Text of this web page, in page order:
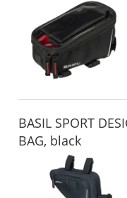
BASIL SPORT
BAG, black